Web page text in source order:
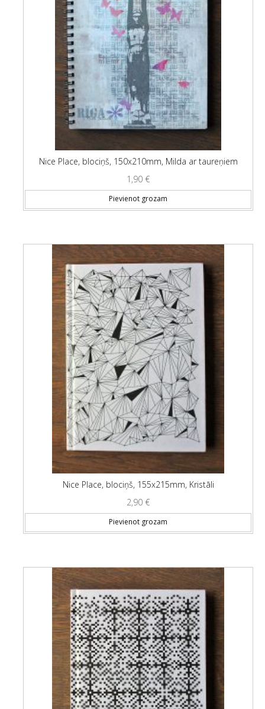
Nice Place, blociņš, 150x210mm, Milda ar taureņiem
1,90 €
Pievienot grozam
Nice Place, blociņš, 155x215mm, Kristāli
2,90 €
Pievienot grozam